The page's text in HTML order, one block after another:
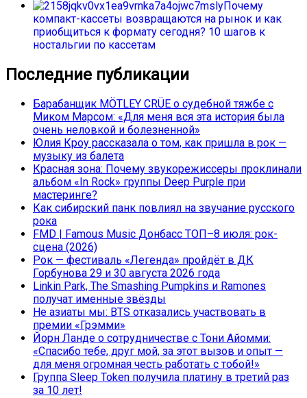
Почему
компакт-кассеты возвращаются на рынок и как
приобщиться к формату сегодня? 10 шагов к
ностальгии по кассетам
Последние публикации
Барабанщик MÖTLEY CRÜE о судебной тяжбе с
Миком Марсом: «Для меня вся эта история была
очень неловкой и болезненной»
Юлия Кроу рассказала о том, как пришла в рок —
музыку из балета
Красная зона: Почему звукорежиссеры проклинали
альбом «In Rock» группы Deep Purple при
мастеринге?
Как сибирский панк повлиял на звучание русского
рока
FMD | Famous Music Донбасс ТОП–8 июля: рок-
сцена (2026)
Рок — фестиваль «Легенда» пройдёт в ДК
Горбунова 29 и 30 августа 2026 года
Linkin Park, The Smashing Pumpkins и Ramones
получат именные звёзды
Не азиаты мы: BTS отказались участвовать в
премии «Грэмми»
Йорн Ланде о сотрудничестве с Тони Айомми:
«Спасибо тебе, друг мой, за этот вызов и опыт —
для меня огромная честь работать с тобой!»
Группа Sleep Token получила платину в третий раз
за 10 лет!